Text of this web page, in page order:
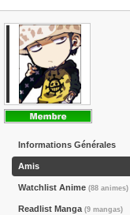
Informations Générales
Amis
Watchlist Anime (88 animes)
Readlist Manga (9 mangas)